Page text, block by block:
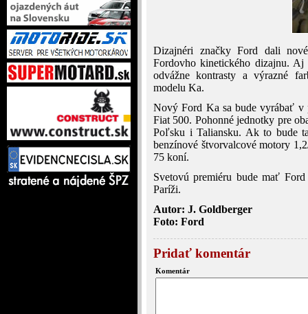
Dizajnéri značky Ford dali
Fordovho kinetického dizajnu.
odvážne kontrasty a výrazné
modelu Ka.
Nový Ford Ka sa bude vyrábať v
Fiat 500. Pohonné jednotky pre
Poľsku i Taliansku. Ak to bude
benzínové štvorvalcové motory
75 koní.
Svetovú premiéru bude mať
Paríži.
Autor: J. Goldberger
Foto: Ford
Pridať komentár
Komentár